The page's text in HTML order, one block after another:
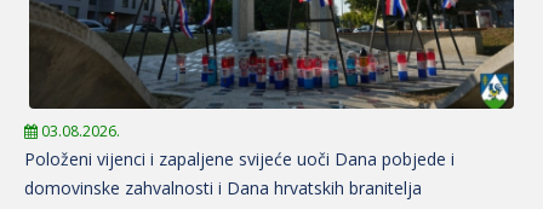
03.08.2026.
Položeni vijenci i zapaljene svijeće uoči Dana pobjede i
domovinske zahvalnosti i Dana hrvatskih branitelja